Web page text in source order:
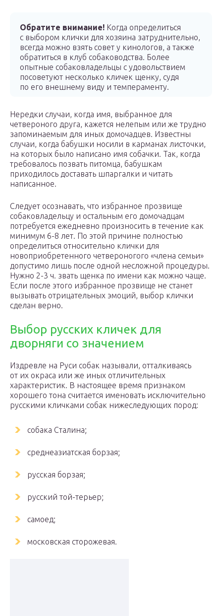
Обратите внимание! Когда определиться
с выбором клички для хозяина затруднительно,
всегда можно взять совет у кинологов, а также
обратиться в клуб собаководства. Более
опытные собаковладельцы с удовольствием
посоветуют несколько кличек щенку, судя
по его внешнему виду и темпераменту.
Нередки случаи, когда имя, выбранное для
четвероного друга, кажется нелепым или же трудно
запоминаемым для иных домочадцев. Известны
случаи, когда бабушки носили в карманах листочки,
на которых было написано имя собачки. Так, когда
требовалось позвать питомца, бабушкам
приходилось доставать шпаргалки и читать
написанное.
Следует осознавать, что избранное прозвище
собаковладельцу и остальным его домочадцам
потребуется ежедневно произносить в течение как
минимум 6-8 лет. По этой причине полностью
определиться относительно клички для
новоприобретенного четвероногого «члена семьи»
допустимо лишь после одной несложной процедуры.
Нужно 2-3 ч. звать щенка по имени как можно чаще.
Если после этого избранное прозвище не станет
вызывать отрицательных эмоций, выбор клички
сделан верно.
Выбор русских кличек для
дворняги со значением
Издревле на Руси собак называли, отталкиваясь
от их окраса или же иных отличительных
характеристик. В настоящее время признаком
хорошего тона считается именовать исключительно
русскими кличками собак нижеследующих пород:
собака Сталина;
среднеазиатская борзая;
русская борзая;
русский той-терьер;
самоед;
московская сторожевая.